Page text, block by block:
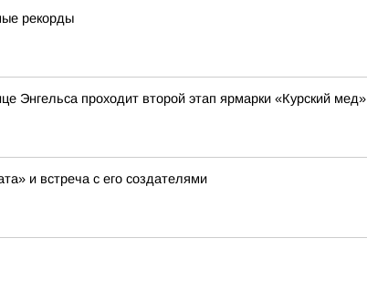
рекорды
Энгельса проходит второй этап ярмарки «Курский мед»
и встреча с его создателями